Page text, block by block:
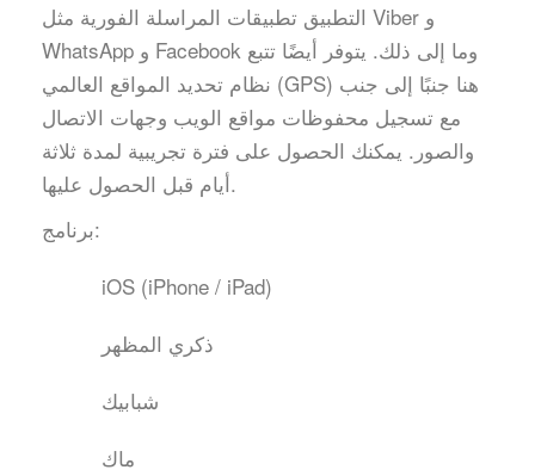
التطبيق تطبيقات المراسلة الفورية مثل Viber و
WhatsApp و Facebook وما إلى ذلك. يتوفر أيضًا تتبع
نظام تحديد المواقع العالمي (GPS) هنا جنبًا إلى جنب
مع تسجيل محفوظات مواقع الويب وجهات الاتصال
والصور. يمكنك الحصول على فترة تجريبية لمدة ثلاثة
أيام قبل الحصول عليها.
برنامج:
iOS (iPhone / iPad)
ذكري المظهر
شبابيك
ماك